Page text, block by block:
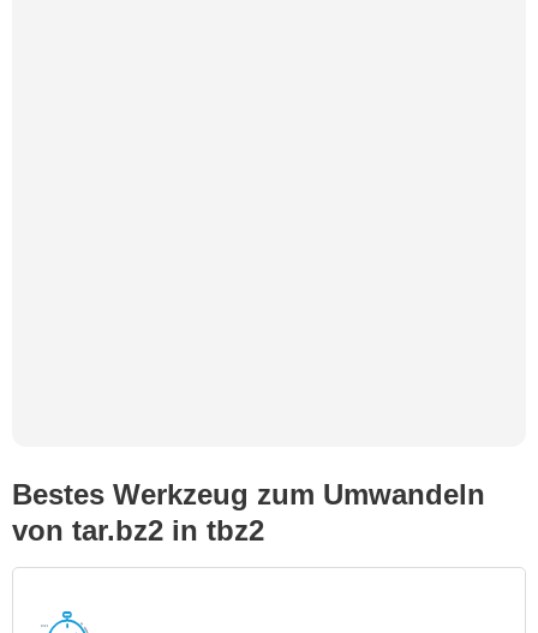
Bestes Werkzeug zum Umwandeln
von tar.bz2 in tbz2